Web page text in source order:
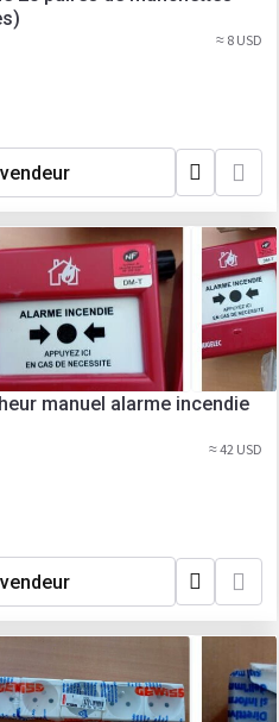
≈ 8 USD
manuel alarme incendie
≈ 42 USD